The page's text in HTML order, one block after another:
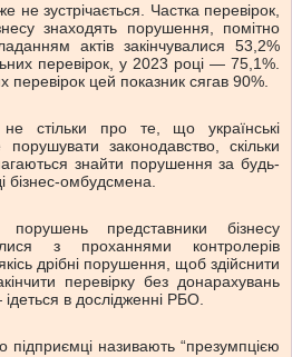
не зустрічається. Частка перевірок,
знаходять порушення, помітно
актів закінчувалися 53,2%
перевірок, у 2023 році — 75,1%.
цей показник сягав 90%.
не стільки про те, що українські
порушувати законодавство, скільки
знайти порушення за будь-
бізнес-омбудсмена.
порушень представники бізнесу
з проханнями контролерів
дрібні порушення, щоб здійснити
перевірку без донарахувань
в дослідженні РБО.
підприємці називають “презумпцією